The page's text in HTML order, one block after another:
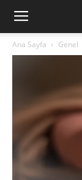
Ana Sayfa Genel